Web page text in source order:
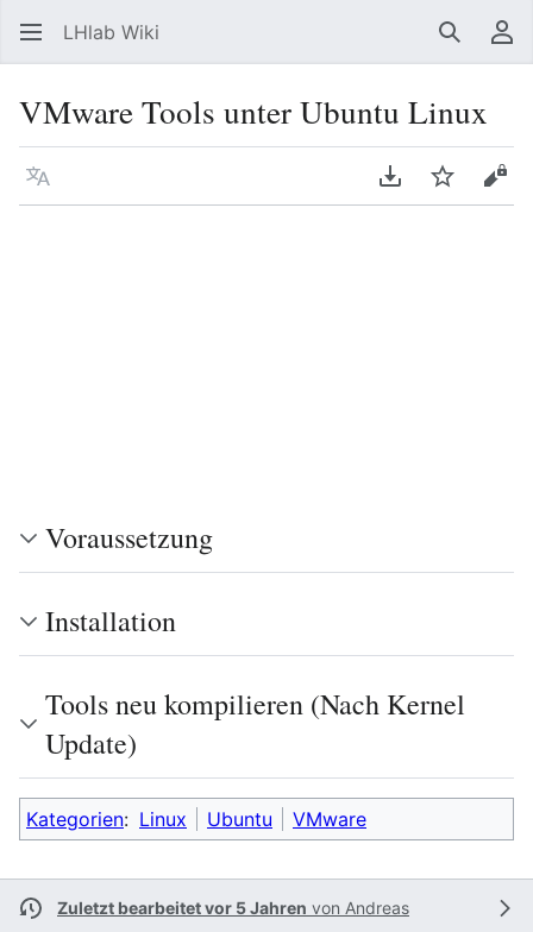
LHlab Wiki Suchen
VMware Tools unter Ubuntu Linux
Sprache PDF
Voraussetzung
Installation
Tools neu kompilieren (Nach Kernel
Update)
Kategorien: Linux Ubuntu VMware
Zuletzt bearbeitet vor 5 Jahren von Andreas